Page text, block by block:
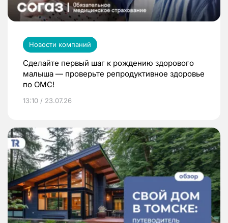
Новости компаний
Сделайте первый шаг к рождению здорового
малыша — проверьте репродуктивное здоровье
по ОМС!
13:10 / 23.07.26